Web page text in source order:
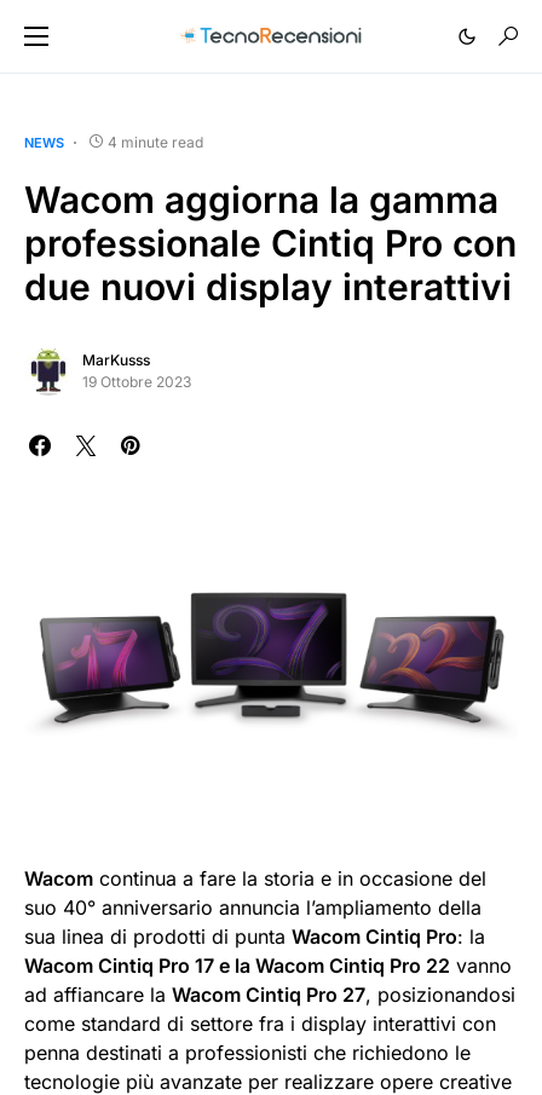
NEWS 4 minute read
Wacom aggiorna la gamma
professionale Cintiq Pro con
due nuovi display interattivi
MarKusss
19 Ottobre 2023
Wacom continua a fare la storia e in occasione del
suo 40° anniversario annuncia l’ampliamento della
sua linea di prodotti di punta Wacom Cintiq Pro: la
Wacom Cintiq Pro 17 e la Wacom Cintiq Pro 22 vanno
ad affiancare la Wacom Cintiq Pro 27, posizionandosi
come standard di settore fra i display interattivi con
penna destinati a professionisti che richiedono le
tecnologie più avanzate per realizzare opere creative